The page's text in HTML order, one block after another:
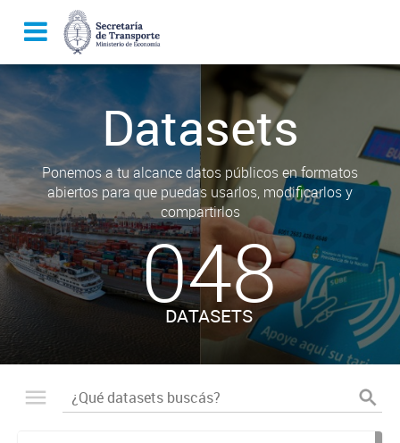
Datasets
Ponemos a tu alcance datos públicos en formatos
abiertos para que puedas usarlos, modificarlos y
compartirlos
048
DATASETS